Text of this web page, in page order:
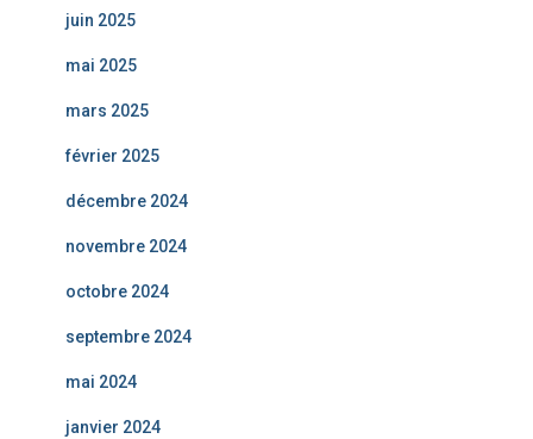
juin 2025
mai 2025
mars 2025
février 2025
décembre 2024
novembre 2024
octobre 2024
septembre 2024
mai 2024
janvier 2024